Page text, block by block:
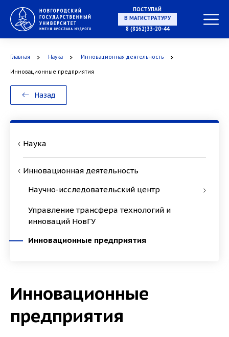
ПОСТУПАЙ
В МАГИСТРАТУРУ
8 (8162)33-20-44
Главная Наука Инновационная деятельность
Инновационные предприятия
Назад
Наука
Инновационная деятельность
Научно-исследовательский центр
Управление трансфера технологий и
инноваций НовГУ
Инновационные предприятия
Инновационные
предприятия